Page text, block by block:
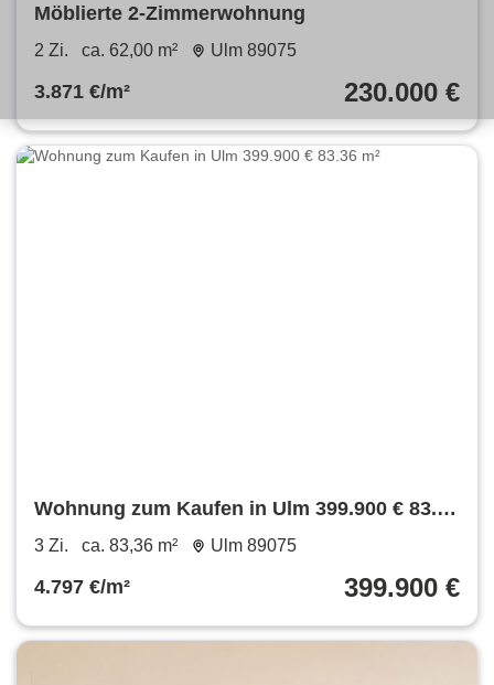
Möblierte 2-Zimmerwohnung
2 Zi. ca. 62,00 m² Ulm 89075
3.871 €/m² 230.000 €
Wohnung zum Kaufen in Ulm 399.900 € 83.36
m²
3 Zi. ca. 83,36 m² Ulm 89075
4.797 €/m² 399.900 €